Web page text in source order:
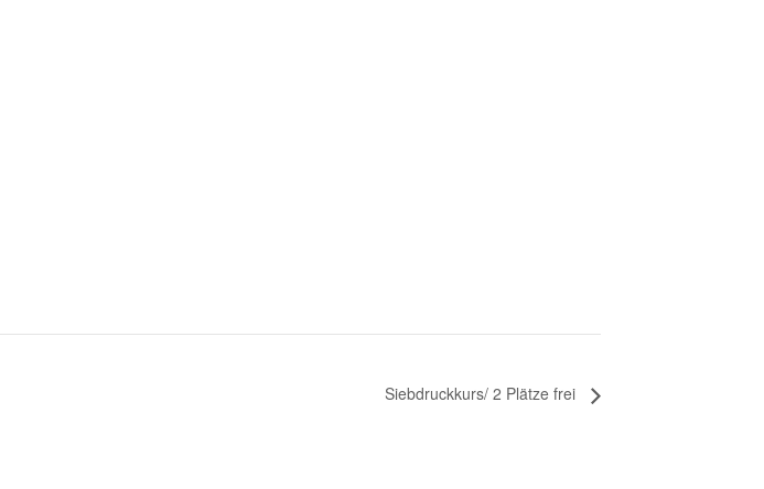
Siebdruckkurs/ 2 Plätze frei